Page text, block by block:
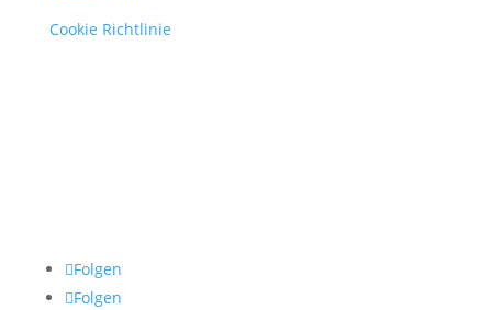
Cookie Richtlinie
Folgen
Folgen